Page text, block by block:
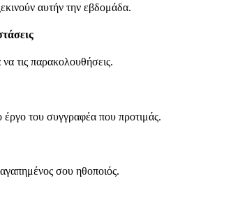
αυτήν την εβδομάδα.
να τις παρακολουθήσεις.
του συγγραφέα που προτιμάς.
σου ηθοποιός.